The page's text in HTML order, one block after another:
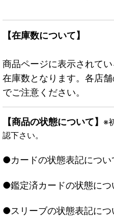
【在庫数について】
商品ページに表示されて
在庫数となります。各店
でご注意ください。
【商品の状態について】 ※
認下さい。
●カードの状態表記につい
●鑑定済カードの状態につ
●スリーブの状態表記につ